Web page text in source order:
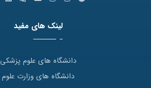
لینک های مفید
دانشگاه های علوم پزشکی
دانشگاه های وزارت علوم